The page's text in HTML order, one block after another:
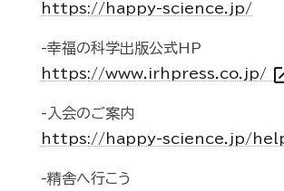
https://happy-science.jp/
-幸福の科学出版公式HP
https://www.irhpress.co.jp/
-入会のご案内
https://happy-science.jp/
-精舎へ行こう